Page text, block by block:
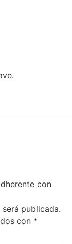
con
publicada.
con *